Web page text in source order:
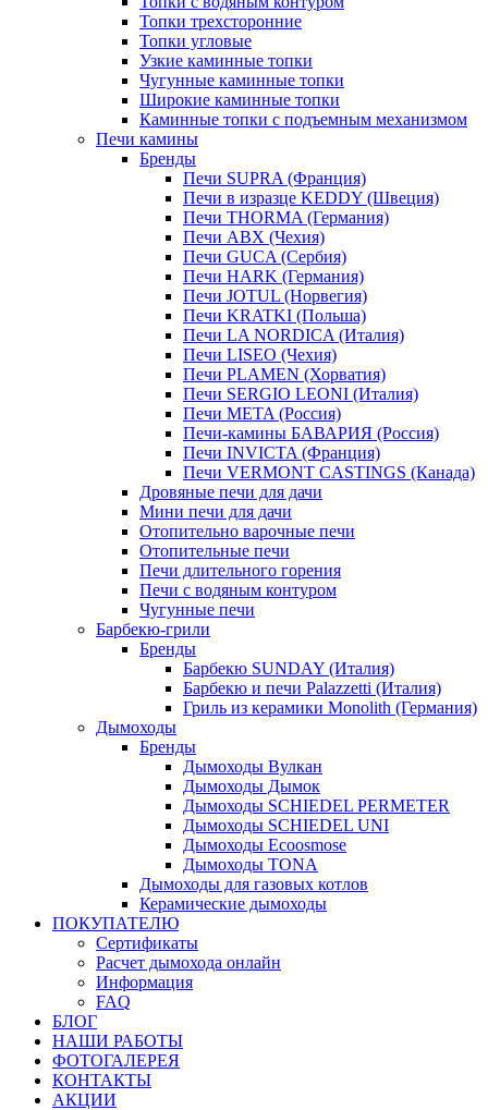
Топки трехсторонние
Топки угловые
Узкие каминные топки
Чугунные каминные топки
Широкие каминные топки
Каминные топки с подъемным механизмом
Печи камины
Бренды
Печи SUPRA (Франция)
Печи в изразце KEDDY (Швеция)
Печи THORMA (Германия)
Печи ABX (Чехия)
Печи GUCA (Сербия)
Печи HARK (Германия)
Печи JOTUL (Норвегия)
Печи KRATKI (Польша)
Печи LA NORDICA (Италия)
Печи LISEO (Чехия)
Печи PLAMEN (Хорватия)
Печи SERGIO LEONI (Италия)
Печи META (Россия)
Печи-камины БАВАРИЯ (Россия)
Печи INVICTA (Франция)
Печи VERMONT CASTINGS (Канада)
Дровяные печи для дачи
Мини печи для дачи
Отопительно варочные печи
Отопительные печи
Печи длительного горения
Печи с водяным контуром
Чугунные печи
Барбекю-грили
Бренды
Барбекю SUNDAY (Италия)
Барбекю и печи Palazzetti (Италия)
Гриль из керамики Monolith (Германия)
Дымоходы
Бренды
Дымоходы Вулкан
Дымоходы Дымок
Дымоходы SCHIEDEL PERMETER
Дымоходы SCHIEDEL UNI
Дымоходы Ecoosmose
Дымоходы TONA
Дымоходы для газовых котлов
Керамические дымоходы
ПОКУПАТЕЛЮ
Сертификаты
Расчет дымохода онлайн
Информация
FAQ
БЛОГ
НАШИ РАБОТЫ
ФОТОГАЛЕРЕЯ
КОНТАКТЫ
АКЦИИ